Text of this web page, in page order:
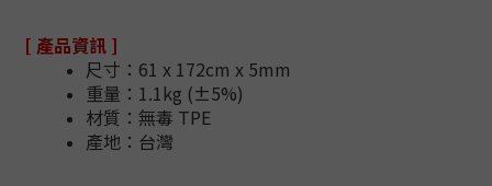
[ 產品資訊 ]
尺寸：61 x 172cm x 5mm
重量：1.1kg (±5%)
材質：無毒 TPE
產地：台灣